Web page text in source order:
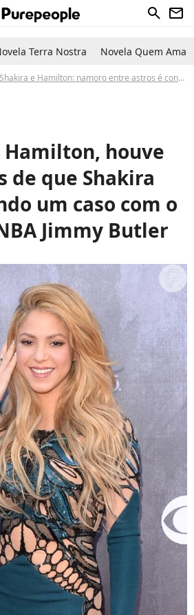
search newsletter
Terra Nostra Novela Quem Ama
Shakira e Hamilton: namoro entre astros é confirmado e detalhes da intimidade na relação do casal são expostos
Hamilton, houve
de que Shakira
um caso com o
Jimmy Butler